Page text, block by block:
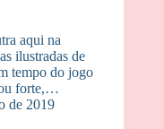
aqui na
ilustradas de
tempo do jogo
forte,…
de 2019